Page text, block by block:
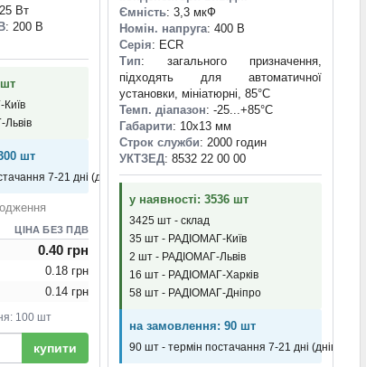
Вт
: 200 В
шт
7-21 дні (днів)
ЦІНА БЕЗ ПДВ
0.40 грн
0.18 грн
0.14 грн
100 шт
купити
Ємність: 3,3 мкФ
Номін. напруга: 400 В
Серія: ECR
Тип: загального призначення,
підходять для автоматичної
установки, мініатюрні, 85°C
Темп. діапазон: -25...+85°С
Габарити: 10x13 мм
Строк служби: 2000 годин
УКТЗЕД: 8532 22 00 00
у наявності: 3536 шт
3425 шт - склад
35 шт - РАДІОМАГ-Київ
2 шт - РАДІОМАГ-Львів
16 шт - РАДІОМАГ-Харків
58 шт - РАДІОМАГ-Дніпро
на замовлення: 90 шт
90 шт - термін постачання 7-21 дні (днів)